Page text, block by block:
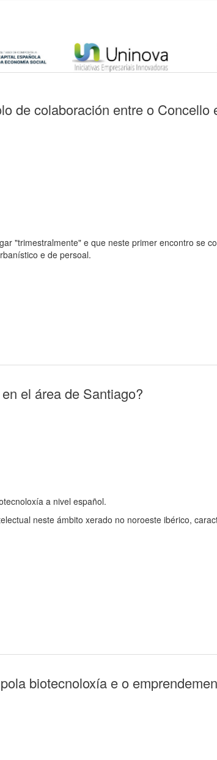
de colaboración entre o Concello
"trimestralmente" e que neste primer encontro se
e de persoal.
el área de Santiago?
a nivel español.
neste ámbito xerado no noroeste ibérico,
biotecnoloxía e o